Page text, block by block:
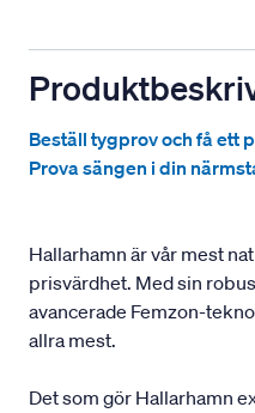
Beställ tygprov och få ett
Prova sängen i din
Hallarhamn är vår mest
prisvärdhet. Med sin
avancerade Femzon-
allra mest.
Det som gör Hallarhamn